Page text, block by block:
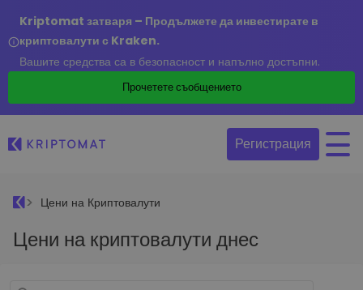
Kriptomat затваря – Продължете да инвестирате в
криптовалути с Kraken.
Вашите средства са в безопасност и напълно достъпни.
Прочетете съобщението
Регистрация
Цени на Криптовалути
Цени на криптовалути днес